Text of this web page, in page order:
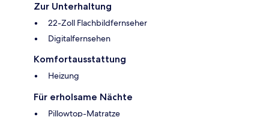
Zur Unterhaltung
22-Zoll Flachbildfernseher
Digitalfernsehen
Komfortausstattung
Heizung
Für erholsame Nächte
Pillowtop-Matratze